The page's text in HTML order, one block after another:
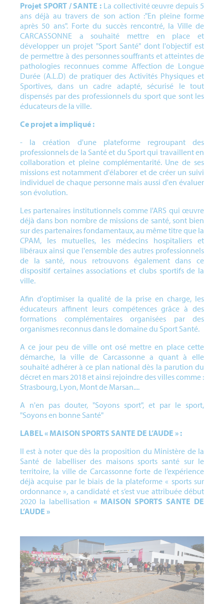
Projet SPORT / SANTE : La collectivité œuvre depuis 5
ans déjà au travers de son action :"En pleine forme
après 50 ans". Forte du succès rencontré, la Ville de
CARCASSONNE a souhaité mettre en place et
développer un projet "Sport Santé" dont l'objectif est
de permettre à des personnes souffrants et atteintes de
pathologies reconnues comme Affection de Longue
Durée (A.L.D) de pratiquer des Activités Physiques et
Sportives, dans un cadre adapté, sécurisé le tout
dispensés par des professionnels du sport que sont les
éducateurs de la ville.
Ce projet a impliqué :
- la création d'une plateforme regroupant des
professionnels de la Santé et du Sport qui travaillent en
collaboration et pleine complémentarité. Une de ses
missions est notamment d'élaborer et de créer un suivi
individuel de chaque personne mais aussi d'en évaluer
son évolution.
Les partenaires institutionnels comme l'ARS qui œuvre
déjà dans bon nombre de missions de santé, sont bien
sur des partenaires fondamentaux, au même titre que la
CPAM, les mutuelles, les médecins hospitaliers et
libéraux ainsi que l'ensemble des autres professionnels
de la santé, nous retrouvons également dans ce
dispositif certaines associations et clubs sportifs de la
ville.
Afin d'optimiser la qualité de la prise en charge, les
éducateurs affinent leurs compétences grâce à des
formations complémentaires organisées par des
organismes reconnus dans le domaine du Sport Santé.
A ce jour peu de ville ont osé mettre en place cette
démarche, la ville de Carcassonne a quant à elle
souhaité adhérer à ce plan national dès la parution du
décret en mars 2018 et ainsi rejoindre des villes comme :
Strasbourg, Lyon, Mont de Marsan....
A n'en pas douter, "Soyons sport", et par le sport,
"Soyons en bonne Santé"
LABEL « MAISON SPORTS SANTE DE L’AUDE » :
Il est à noter que dès la proposition du Ministère de la
Santé de labelliser des maisons sports santé sur le
territoire, la ville de Carcassonne forte de l’expérience
déjà acquise par le biais de la plateforme « sports sur
ordonnance », a candidaté et s’est vue attribuée début
2020 la labellisation « MAISON SPORTS SANTE DE
L’AUDE »